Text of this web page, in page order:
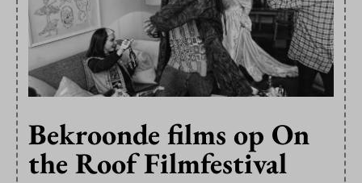
Bekroonde films op On
the Roof Filmfestival